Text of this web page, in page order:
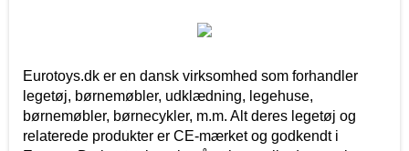
Eurotoys.dk er en dansk virksomhed som forhandler
legetøj, børnemøbler, udklædning, legehuse,
børnemøbler, børnecykler, m.m. Alt deres legetøj og
relaterede produkter er CE-mærket og godkendt i